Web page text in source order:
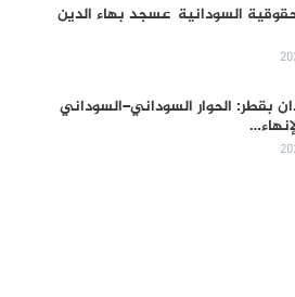
السودانية عسجد بهاء الدين
بقطر: الحوار السوداني–السوداني